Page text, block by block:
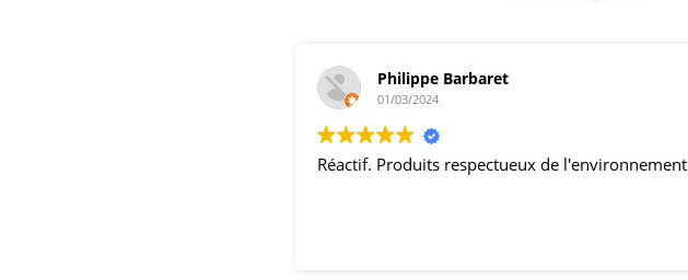
Philippe Barbaret
01/03/2024
Réactif. Produits respectueux de l'environnement